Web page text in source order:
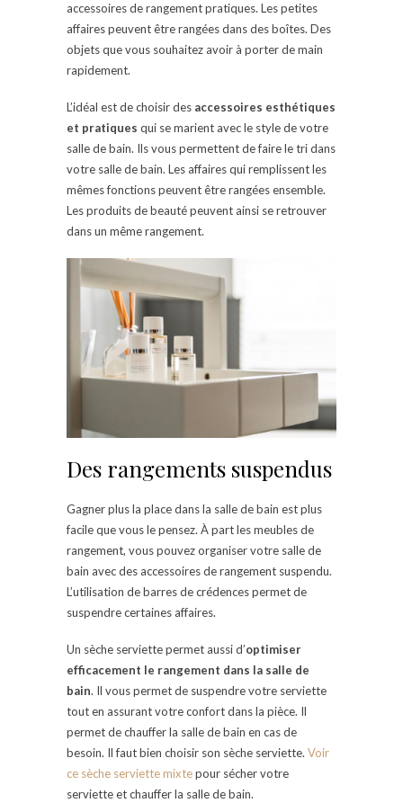
accessoires de rangement pratiques. Les petites
affaires peuvent être rangées dans des boîtes. Des
objets que vous souhaitez avoir à porter de main
rapidement.
L’idéal est de choisir des accessoires esthétiques
et pratiques qui se marient avec le style de votre
salle de bain. Ils vous permettent de faire le tri dans
votre salle de bain. Les affaires qui remplissent les
mêmes fonctions peuvent être rangées ensemble.
Les produits de beauté peuvent ainsi se retrouver
dans un même rangement.
Des rangements suspendus
Gagner plus la place dans la salle de bain est plus
facile que vous le pensez. À part les meubles de
rangement, vous pouvez organiser votre salle de
bain avec des accessoires de rangement suspendu.
L’utilisation de barres de crédences permet de
suspendre certaines affaires.
Un sèche serviette permet aussi d’optimiser
efficacement le rangement dans la salle de
bain. Il vous permet de suspendre votre serviette
tout en assurant votre confort dans la pièce. Il
permet de chauffer la salle de bain en cas de
besoin. Il faut bien choisir son sèche serviette. Voir
ce sèche serviette mixtepour sécher votre
serviette et chauffer la salle de bain.